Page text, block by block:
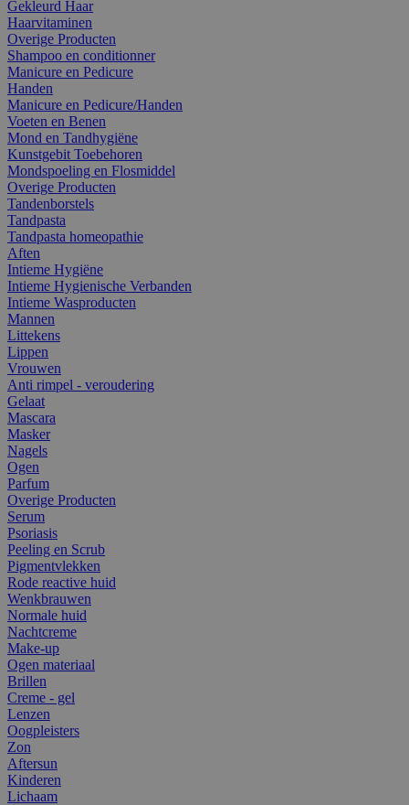
Gekleurd Haar
Haarvitaminen
Overige Producten
Shampoo en conditionner
Manicure en Pedicure
Handen
Manicure en Pedicure/Handen
Voeten en Benen
Mond en Tandhygiëne
Kunstgebit Toebehoren
Mondspoeling en Flosmiddel
Overige Producten
Tandenborstels
Tandpasta
Tandpasta homeopathie
Aften
Intieme Hygiëne
Intieme Hygienische Verbanden
Intieme Wasproducten
Mannen
Littekens
Lippen
Vrouwen
Anti rimpel - veroudering
Gelaat
Mascara
Masker
Nagels
Ogen
Parfum
Overige Producten
Serum
Psoriasis
Peeling en Scrub
Pigmentvlekken
Rode reactive huid
Wenkbrauwen
Normale huid
Nachtcreme
Make-up
Ogen materiaal
Brillen
Creme - gel
Lenzen
Oogpleisters
Zon
Aftersun
Kinderen
Lichaam